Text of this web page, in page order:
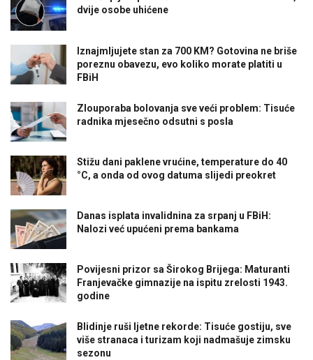
dvije osobe uhićene
Iznajmljujete stan za 700 KM? Gotovina ne briše
poreznu obavezu, evo koliko morate platiti u
FBiH
Zlouporaba bolovanja sve veći problem: Tisuće
radnika mjesečno odsutni s posla
Stižu dani paklene vrućine, temperature do 40
°C, a onda od ovog datuma slijedi preokret
Danas isplata invalidnina za srpanj u FBiH:
Nalozi već upućeni prema bankama
Povijesni prizor sa Širokog Brijega: Maturanti
Franjevačke gimnazije na ispitu zrelosti 1943.
godine
Blidinje ruši ljetne rekorde: Tisuće gostiju, sve
više stranaca i turizam koji nadmašuje zimsku
sezonu